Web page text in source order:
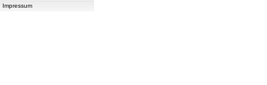
Impressum